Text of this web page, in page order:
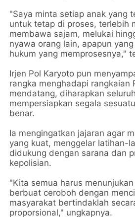
"Saya minta setiap anak yang
untuk tetap di proses, terlebih
membawa sajam, melukai
nyawa orang lain, apapun
hukum yang memprosesnya,"
Irjen Pol Karyoto pun
rangka menghadapi rangkaian
mendatang, diharapkan
mempersiapkan segala
benar.
Ia mengingatkan jajaran agar
yang kuat, menggelar latihan-
didukung dengan sarana dan
kepolisian.
"Kita semua harus
berbuat ceroboh dengan
masyarakat bertindaklah
proporsional," ungkapnya.